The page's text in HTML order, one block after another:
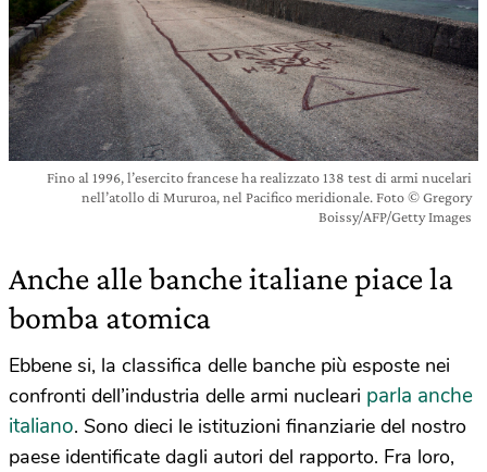
Fino al 1996, l’esercito francese ha realizzato 138 test di armi nucelari
nell’atollo di Mururoa, nel Pacifico meridionale. Foto © Gregory
Boissy/AFP/Getty Images
Anche alle banche italiane piace la
bomba atomica
Ebbene si, la classifica delle banche più esposte nei
confronti dell’industria delle armi nucleari parla anche
italiano. Sono dieci le istituzioni finanziarie del nostro
paese identificate dagli autori del rapporto. Fra loro,